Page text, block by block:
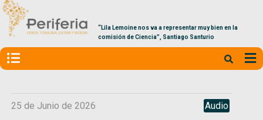
“Lila Lemoine nos va a representar muy bien en la
comisión de Ciencia”, Santiago Santurio
25 de Junio de 2026 Audio